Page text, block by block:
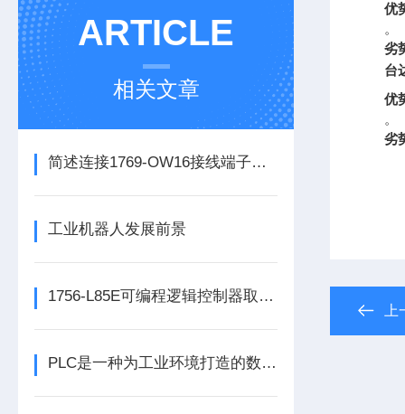
ARTICLE
相关文章
简述连接1769-OW16接线端子所需要注意的事项
工业机器人发展前景
1756-L85E可编程逻辑控制器取代了传统的继电器控制系统
PLC是一种为工业环境打造的数字运算电子装置
优
。
劣
台
优
。
劣